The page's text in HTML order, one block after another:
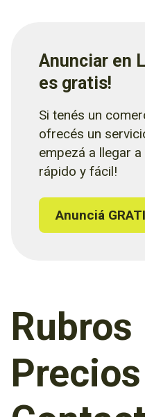
Anunciar en
es gratis!
Si tenés un
ofrecés un
empezá a llegar
rápido y fácil!
Anunciá
Rubros
Precios